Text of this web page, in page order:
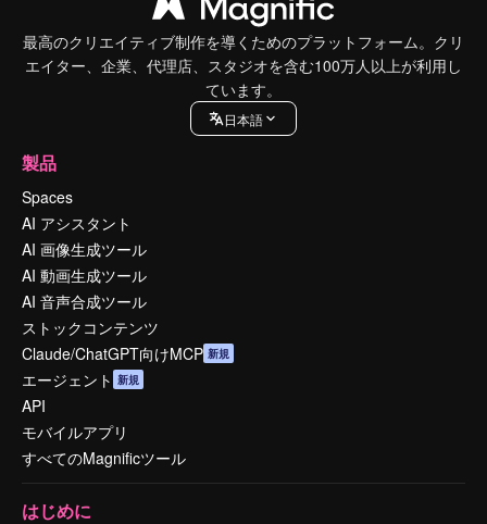
最高のクリエイティブ制作を導くためのプラットフォーム。クリ
エイター、企業、代理店、スタジオを含む100万人以上が利用し
ています。
日本語
製品
Spaces
AI アシスタント
AI 画像生成ツール
AI 動画生成ツール
AI 音声合成ツール
ストックコンテンツ
Claude/ChatGPT向けMCP 新規
エージェント 新規
API
モバイルアプリ
すべてのMagnificツール
はじめに